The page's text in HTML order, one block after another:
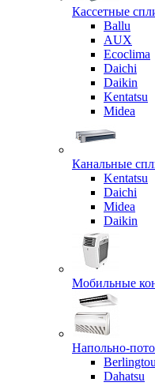
Кассетные
Ballu
AUX
Ecoclima
Daichi
Daikin
Kentatsu
Midea
Канальные
Kentatsu
Daichi
Midea
Daikin
Мобильные
Напольно-
Dahatsu